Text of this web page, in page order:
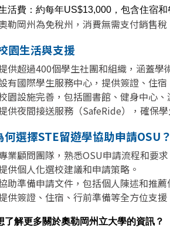
活費：約每年US$13,000，包含住宿和
勒岡州為免稅州，消費無需支付銷售稅
園生活與支援
供超過400個學生社團和組織，涵蓋學
有國際學生服務中心，提供簽證、住宿
園設施完善，包括圖書館、健身中心、
供夜間接送服務（SafeRide），確保學
何選擇STE留遊學協助申請OSU？
業顧問團隊，熟悉OSU申請流程和要求
供個人化選校建議和申請策略。
助準備申請文件，包括個人陳述和推薦
供簽證、住宿、行前準備等全方位支援
了解更多關於奧勒岡州立大學的資訊？